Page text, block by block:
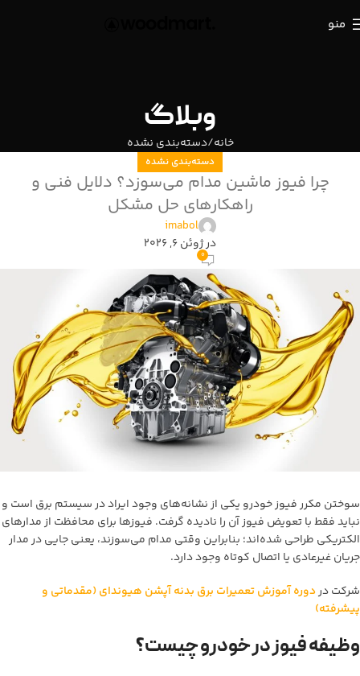
منو
وبلاگ
خانه دسته‌بندی نشده
دسته‌بندی نشده
چرا فیوز ماشین مدام می‌سوزد؟ دلایل فنی و
راهکارهای حل مشکل
imabol
در ژوئن 6, 2026
0
سوختن مکرر فیوز خودرو یکی از نشانه‌های وجود ایراد در سیستم برق است و
نباید فقط با تعویض فیوز آن را نادیده گرفت. فیوزها برای محافظت از مدارهای
الکتریکی طراحی شده‌اند؛ بنابراین وقتی مدام می‌سوزند، یعنی جایی در مدار
جریان غیرعادی یا اتصال کوتاه وجود دارد.
شرکت دردوره آموزش تعمیرات برق بدنه آپشن هیوندای (مقدماتی و
پیشرفته)
وظیفه فیوز در خودرو چیست؟